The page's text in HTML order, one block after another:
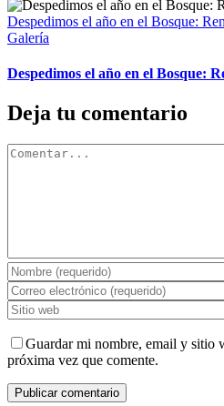
Despedimos el año en el Bosque:
Galería
Despedimos el año en el Bosque:
Deja tu comentario
Comentar
Guardar mi nombre, email y sitio
próxima vez que comente.